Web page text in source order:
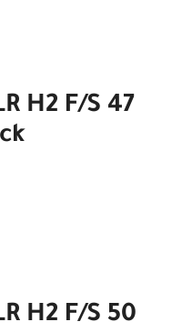
H2 F/S 47
H2 F/S 50